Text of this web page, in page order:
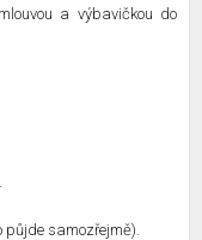
a výbavičkou do
samozřejmě).